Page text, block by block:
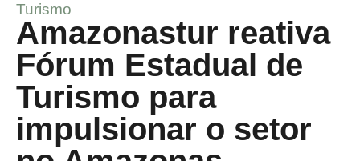
Turismo
Amazonastur reativa
Fórum Estadual de
Turismo para
impulsionar o setor